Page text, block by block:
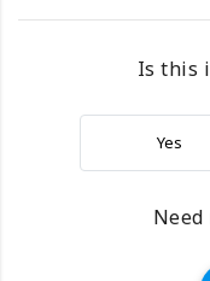
Is this
Yes